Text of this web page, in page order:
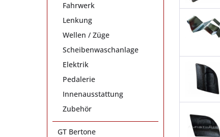
Fahrwerk
Lenkung
Wellen / Züge
Scheibenwaschanlage
Elektrik
Pedalerie
Innenausstattung
Zubehör
GT Bertone